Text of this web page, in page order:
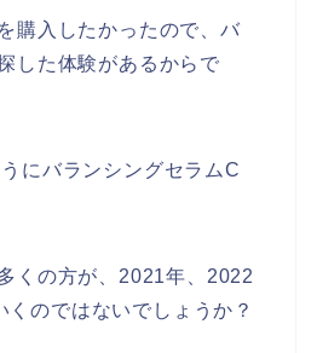
購入したかったので、バ
した体験があるからで
にバランシングセラムC
くの方が、2021年、2022
のではないでしょうか？